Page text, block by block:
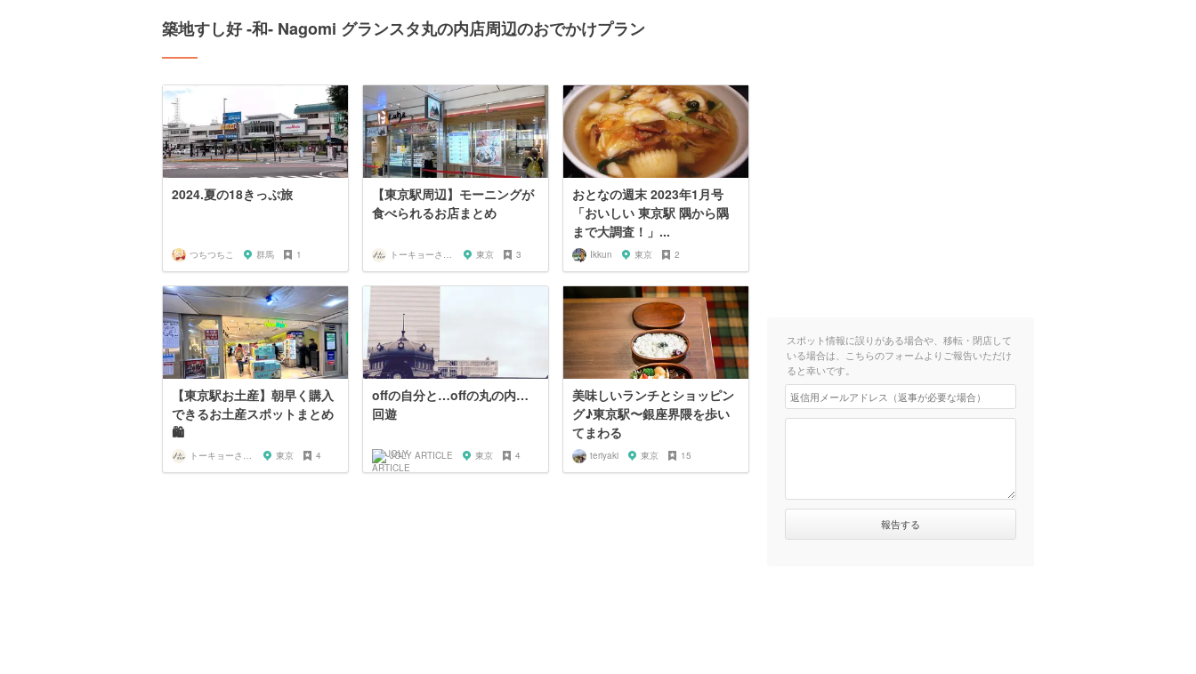
築地すし好 ‐和‐ Nagomi グランスタ丸の内店周辺のおでかけプラン
2024.夏の18きっぷ旅
つちつちこ 群馬 1
【東京駅周辺】モーニングが
食べられるお店まとめ
トーキョーさんぽ 東京 3
おとなの週末 2023年1月号
「おいしい 東京駅 隅から隅
まで大調査！」...
Ikkun 東京 2
【東京駅お土産】朝早く購入
できるお土産スポットまとめ
🛍️
トーキョーさんぽ 東京 4
offの自分と…offの丸の内…
回遊
JOLY ARTICLE 東京 4
美味しいランチとショッピン
グ♪東京駅〜銀座界隈を歩い
てまわる
teriyaki 東京 15
スポット情報に誤りがある場合や、移転・閉店して
いる場合は、こちらのフォームよりご報告いただけ
ると幸いです。